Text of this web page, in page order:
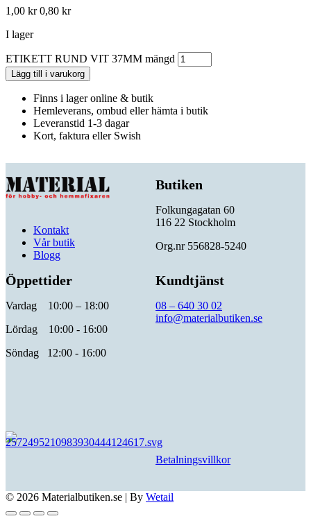
1,00 kr 0,80 kr
I lager
ETIKETT RUND VIT 37MM mängd
Lägg till i varukorg
Finns i lager online & butik
Hemleverans, ombud eller hämta i butik
Leveranstid 1-3 dagar
Kort, faktura eller Swish
Kontakt
Vår butik
Blogg
Butiken
Folkungagatan 60
116 22 Stockholm
Org.nr 556828-5240
Öppettider
Vardag 10:00 – 18:00
Lördag 10:00 - 16:00
Söndag 12:00 - 16:00
Kundtjänst
08 – 640 30 02
info@materialbutiken.se
Betalningsvillkor
© 2026 Materialbutiken.se | By Wetail